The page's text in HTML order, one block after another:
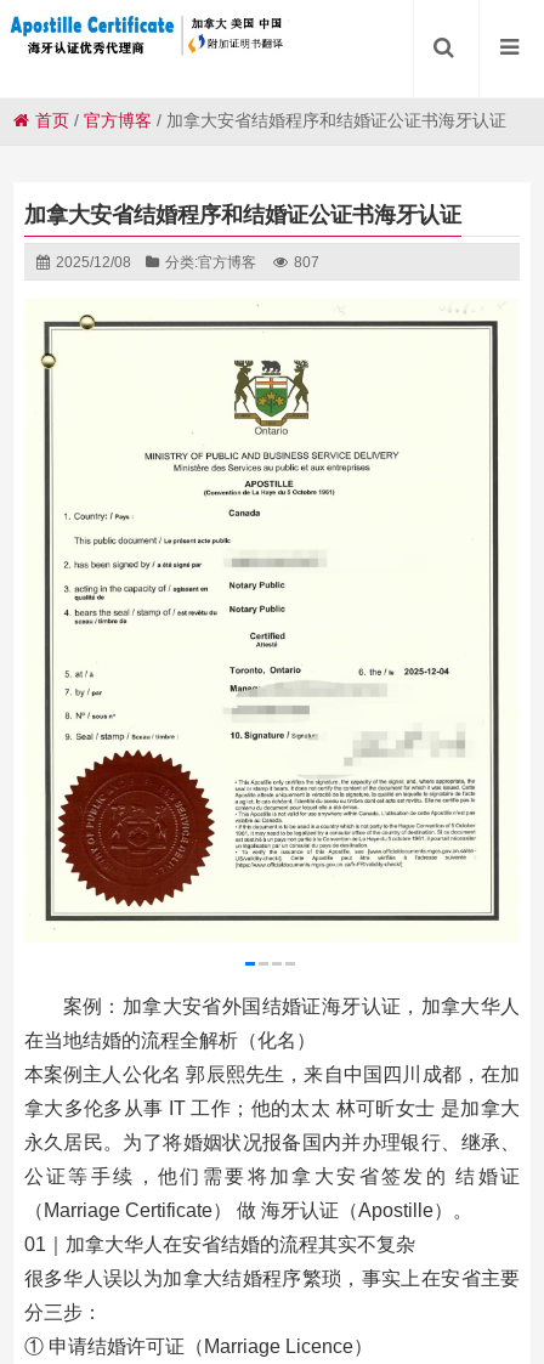
首页 /官方博客 / 加拿大安省结婚程序和结婚证公证书海牙认证
加拿大安省结婚程序和结婚证公证书海牙认证
2025/12/08 分类:官方博客 807
案例：加拿大安省外国结婚证海牙认证，加拿大华人
在当地结婚的流程全解析（化名）
本案例主人公化名 郭辰熙先生，来自中国四川成都，在加
拿大多伦多从事 IT 工作；他的太太 林可昕女士 是加拿大
永久居民。为了将婚姻状况报备国内并办理银行、继承、
公证等手续，他们需要将加拿大安省签发的 结婚证
（Marriage Certificate） 做 海牙认证（Apostille）。
01｜加拿大华人在安省结婚的流程其实不复杂
很多华人误以为加拿大结婚程序繁琐，事实上在安省主要
分三步：
① 申请结婚许可证（Marriage Licence）